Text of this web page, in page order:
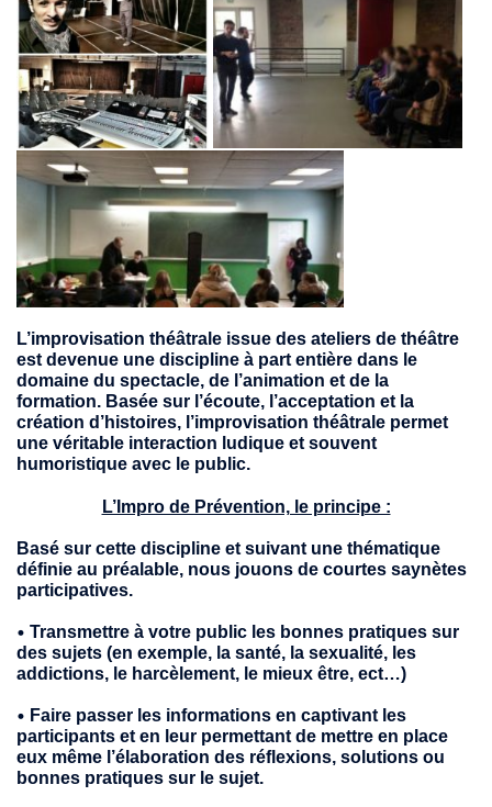
L’improvisation théâtrale issue des ateliers de théâtre
est devenue une discipline à part entière dans le
domaine du spectacle, de l’animation et de la
formation. Basée sur l’écoute, l’acceptation et la
création d’histoires, l’improvisation théâtrale permet
une véritable interaction ludique et souvent
humoristique avec le public.
L’Impro de Prévention, le principe :
Basé sur cette discipline et suivant une thématique
définie au préalable, nous jouons de courtes saynètes
participatives.
• Transmettre à votre public les bonnes pratiques sur
des sujets (en exemple, la santé, la sexualité, les
addictions, le harcèlement, le mieux être, ect…)
• Faire passer les informations en captivant les
participants et en leur permettant de mettre en place
eux même l’élaboration des réflexions, solutions ou
bonnes pratiques sur le sujet.